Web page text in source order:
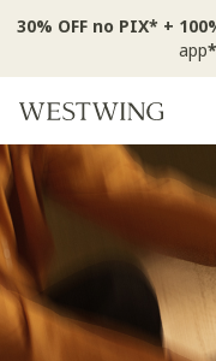
30% OFF no PIX* +
app